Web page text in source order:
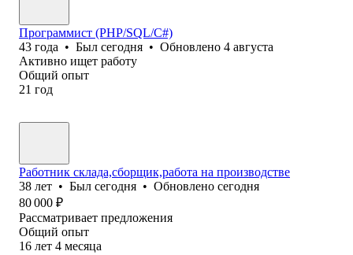
Программист (PHP/SQL/C#)
43 года • Был сегодня • Обновлено 4 августа
Активно ищет работу
Общий опыт
21 год
Работник склада,сборщик,работа на производстве
38 лет • Был сегодня • Обновлено сегодня
80 000 ₽
Рассматривает предложения
Общий опыт
16 лет 4 месяца